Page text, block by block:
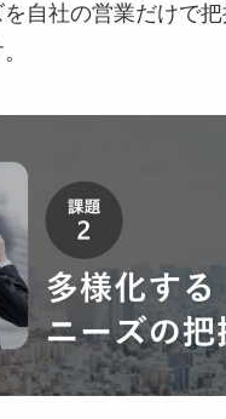
を自社の営業だけで